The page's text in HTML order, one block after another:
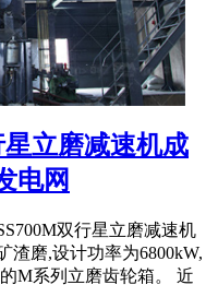
立磨减速机成
电网
双行星立磨减速机
渣磨,设计功率为6800kW,
M系列立磨齿轮箱。 近